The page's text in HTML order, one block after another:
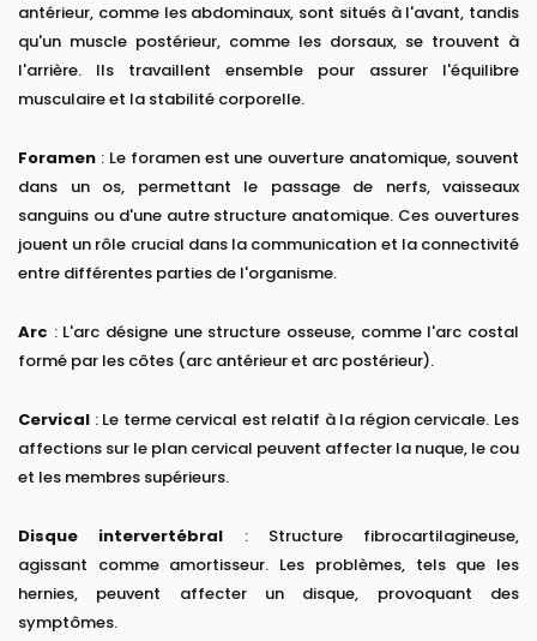
antérieur, comme les abdominaux, sont situés à l'avant, tandis
qu'un muscle postérieur, comme les dorsaux, se trouvent à
l'arrière. Ils travaillent ensemble pour assurer l'équilibre
musculaire et la stabilité corporelle.
Foramen : Le foramen est une ouverture anatomique, souvent
dans un os, permettant le passage de nerfs, vaisseaux
sanguins ou d'une autre structure anatomique. Ces ouvertures
jouent un rôle crucial dans la communication et la connectivité
entre différentes parties de l'organisme.
Arc : L'arc désigne une structure osseuse, comme l'arc costal
formé par les côtes (arc antérieur et arc postérieur).
Cervical : Le terme cervical est relatif à la région cervicale. Les
affections sur le plan cervical peuvent affecter la nuque, le cou
et les membres supérieurs.
Disque intervertébral : Structure fibrocartilagineuse,
agissant comme amortisseur. Les problèmes, tels que les
hernies, peuvent affecter un disque, provoquant des
symptômes.